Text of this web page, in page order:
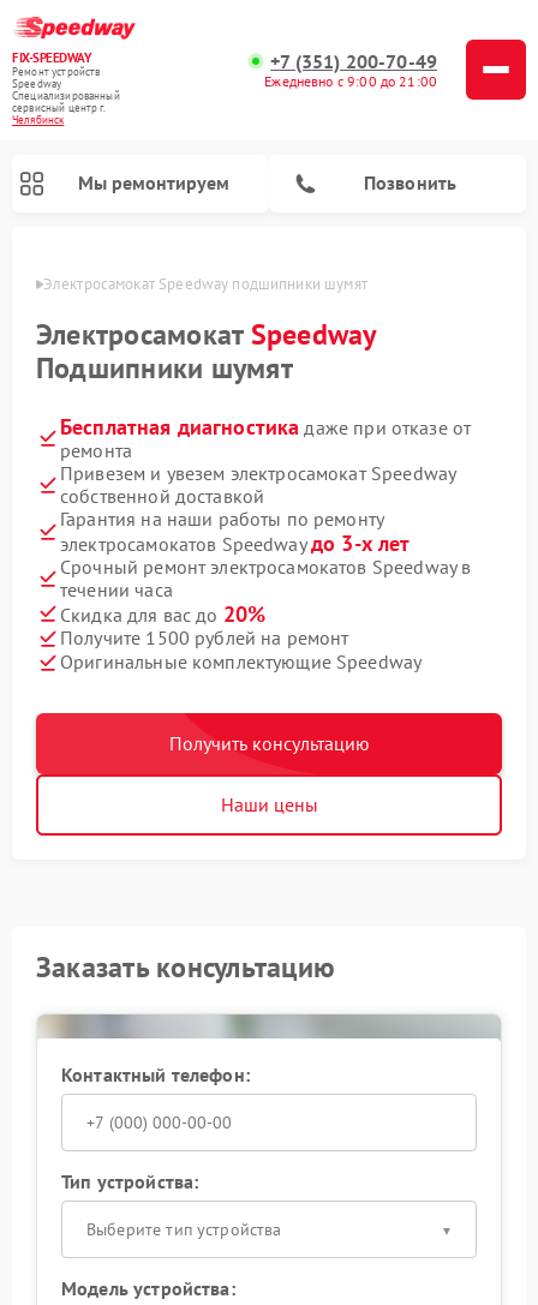
FIX-SPEEDWAY
Ремонт устройств
Speedway
Специализированный
cервисный центр г.
Челябинск
+7 (351) 200-70-49
Ежедневно с 9:00 до 21:00
Мы ремонтируем Позвонить
Электросамокат Speedway подшипники шумят
ЭлектросамокатSpeedway
Подшипники шумят
Бесплатная диагностика даже при отказе от
ремонта
Привезем и увезем электросамокат Speedway
собственной доставкой
Гарантия на наши работы по ремонту
электросамокатов Speedwayдо 3-х лет
Срочный ремонт электросамокатов Speedway в
течении часа
Скидка для вас до 20%
Получите 1500 рублей на ремонт
Оригинальные комплектующие Speedway
Получить консультацию
Наши цены
Заказать консультацию
Контактный телефон:
Тип устройства:
Выберите тип устройства
Модель устройства: